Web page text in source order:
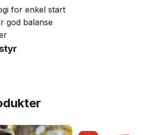
for enkel start
god balanse